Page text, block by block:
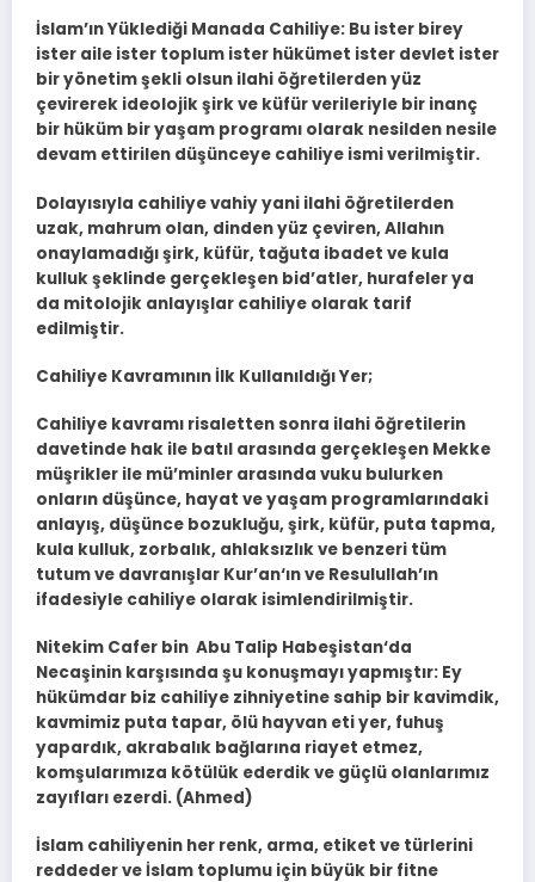
İslam’ın Yüklediği Manada Cahiliye: Bu ister birey
ister aile ister toplum ister hükümet ister devlet ister
bir yönetim şekli olsun ilahi öğretilerden yüz
çevirerek ideolojik şirk ve küfür verileriyle bir inanç
bir hüküm bir yaşam programı olarak nesilden nesile
devam ettirilen düşünceye cahiliye ismi verilmiştir.
Dolayısıyla cahiliye vahiy yani ilahi öğretilerden
uzak, mahrum olan, dinden yüz çeviren, Allahın
onaylamadığı şirk, küfür, tağuta ibadet ve kula
kulluk şeklinde gerçekleşen bid’atler, hurafeler ya
da mitolojik anlayışlar cahiliye olarak tarif
edilmiştir.
Cahiliye Kavramının İlk Kullanıldığı Yer;
Cahiliye kavramı risaletten sonra ilahi öğretilerin
davetinde hak ile batıl arasında gerçekleşen Mekke
müşrikler ile mü’minler arasında vuku bulurken
onların düşünce, hayat ve yaşam programlarındaki
anlayış, düşünce bozukluğu, şirk, küfür, puta tapma,
kula kulluk, zorbalık, ahlaksızlık ve benzeri tüm
tutum ve davranışlar Kur’an‘ın ve Resulullah’ın
ifadesiyle cahiliye olarak isimlendirilmiştir.
Nitekim Cafer bin Abu Talip Habeşistan‘da
Necaşinin karşısında şu konuşmayı yapmıştır: Ey
hükümdar biz cahiliye zihniyetine sahip bir kavimdik,
kavmimiz puta tapar, ölü hayvan eti yer, fuhuş
yapardık, akrabalık bağlarına riayet etmez,
komşularımıza kötülük ederdik ve güçlü olanlarımız
zayıfları ezerdi. (Ahmed)
İslam cahiliyenin her renk, arma, etiket ve türlerini
reddeder ve İslam toplumu için büyük bir fitne